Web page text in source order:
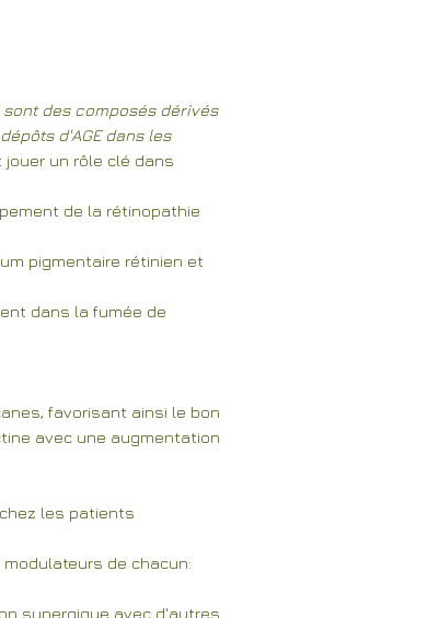
sont des composés dérivés
d'AGE dans les
jouer un rôle clé dans
de la rétinopathie
pigmentaire rétinien et
dans la fumée de
favorisant ainsi le bon
avec une augmentation
les patients
de chacun:
synergique avec d'autres